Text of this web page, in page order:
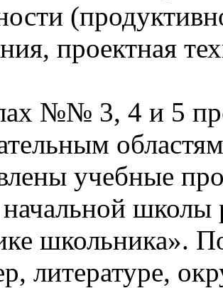
проектная
№№ 3, 4 и 5
учебные
школы
школьника».
литературе,